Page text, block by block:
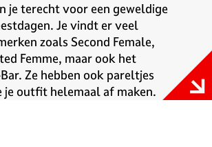
je terecht voor een geweldige
Je vindt er veel
zoals Second Female,
Femme, maar ook het
Ze hebben ook pareltjes
je outfit helemaal af maken.